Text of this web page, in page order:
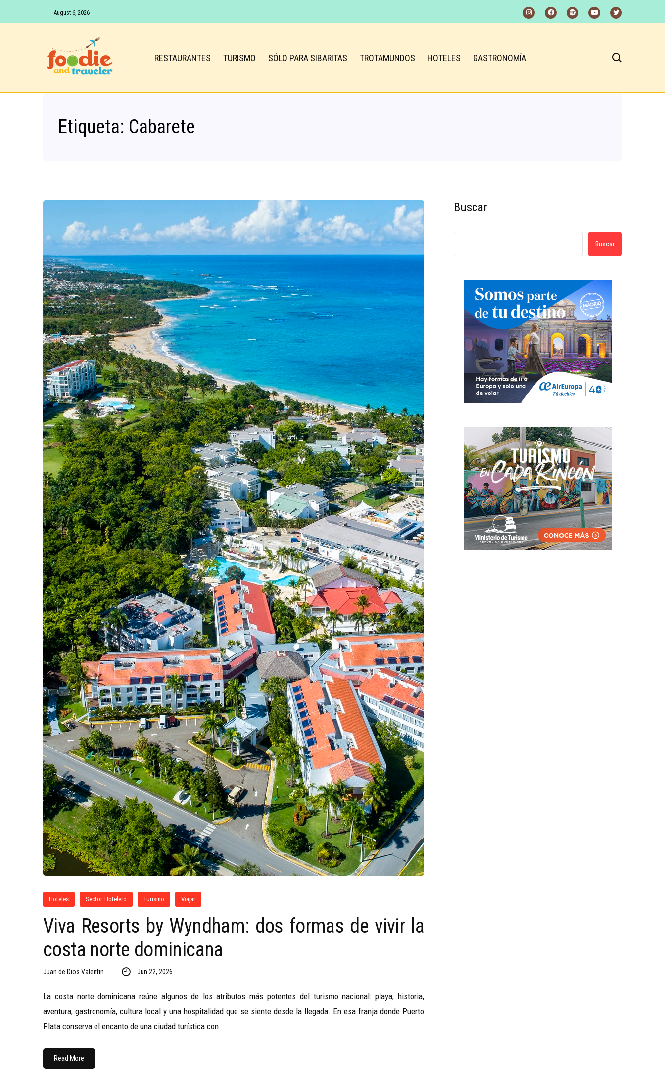
August 6, 2026
RESTAURANTES TURISMO SÓLO PARA SIBARITAS TROTAMUNDOS HOTELES GASTRONOMÍA
Etiqueta: Cabarete
Hoteles Sector Hotelero Turismo Viajar
Viva Resorts by Wyndham: dos formas de vivir la
costa norte dominicana
Juan de Dios Valentin Jun 22, 2026
La costa norte dominicana reúne algunos de los atributos más potentes del turismo nacional: playa, historia,
aventura, gastronomía, cultura local y una hospitalidad que se siente desde la llegada. En esa franja donde Puerto
Plata conserva el encanto de una ciudad turística con
Read More
Buscar
Buscar